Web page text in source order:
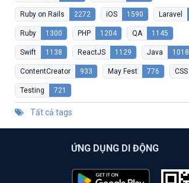
Ruby on Rails 2272 iOS 1590 Laravel
Ruby 1300 PHP 1204 QA 1145
Swift 1138 ReactJS 1129 Java 1018
ContentCreator 933 May Fest 776 CSS
Testing 721
Tất cả tags
ỨNG DỤNG DI ĐỘNG